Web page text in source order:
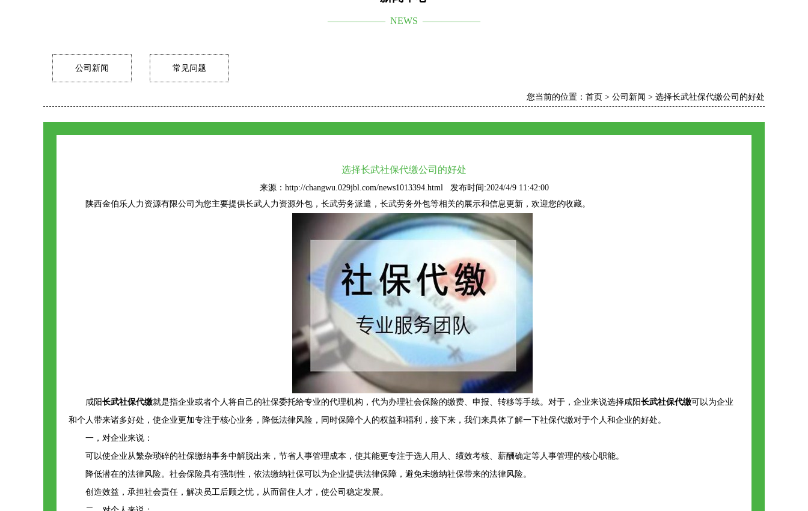
—————— NEWS ——————
公司新闻 常见问题
您当前的位置： 首页 > 公司新闻 > 选择长武社保代缴公司的好处
选择长武社保代缴公司的好处
来源：http://changwu.029jbl.com/news1013394.html 发布时间:2024/4/9 11:42:00
陕西金伯乐人力资源有限公司为您主要提供长武人力资源外包 ，长武劳务派遣，长武劳务外包等相关的展示和信息更新，欢迎您的收藏。
咸阳长武社保代缴就是指企业或者个人将自己的社保委托给专业的代理机构，代为办理社会保险的缴费、申报、转移等手续。对于，企业来说选择咸阳长武社保代缴可以为企业
和个人带来诸多好处，使企业更加专注于核心业务，降低法律风险，同时保障个人的权益和福利，接下来，我们来具体了解一下社保代缴对于个人和企业的好处。
一，对企业来说：
可以使企业从繁杂琐碎的社保缴纳事务中解脱出来，节省人事管理成本，使其能更专注于选人用人、绩效考核、薪酬确定等人事管理的核心职能。
降低潜在的法律风险。社会保险具有强制性，依法缴纳社保可以为企业提供法律保障，避免未缴纳社保带来的法律风险。
创造效益，承担社会责任，解决员工后顾之忧，从而留住人才，使公司稳定发展。